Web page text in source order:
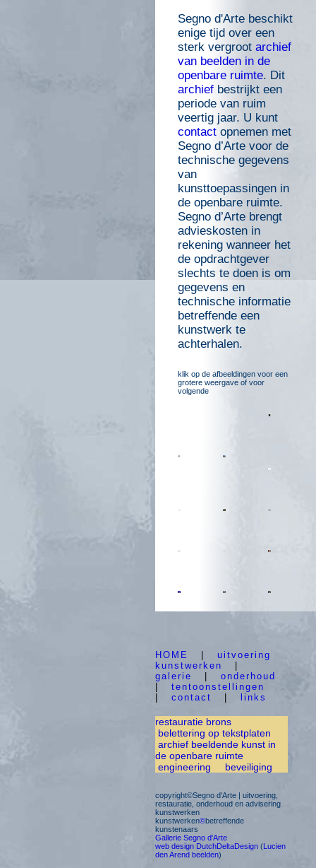
Segno d'Arte beschikt
enige tijd over een
sterk vergroot archief
van beelden in de
openbare ruimte. Dit
archief bestrijkt een
periode van ruim
veertig jaar. U kunt
contact opnemen met
Segno d’Arte voor de
technische gegevens
van
kunsttoepassingen in
de openbare ruimte.
Segno d’Arte brengt
advieskosten in
rekening wanneer het
de opdrachtgever
slechts te doen is om
gegevens en
technische informatie
betreffende een
kunstwerk te
achterhalen.
klik op de afbeeldingen voor een
grotere weergave of voor
volgende
HOME
uitvoering
kunstwerken
galerie
onderhoud
tentoonstellingen
contact links
restauratie brons
belettering op tekstplaten
archief beeldende kunst in
de openbare ruimte
engineering
beveiliging
copyright©Segno d'Arte | uitvoering,
restauratie, onderhoud en advisering
kunstwerken
kunstwerken©betreffende
kunstenaars
Gallerie Segno d'Arte
web design DutchDeltaDesign (Lucien
den Arend beelden)